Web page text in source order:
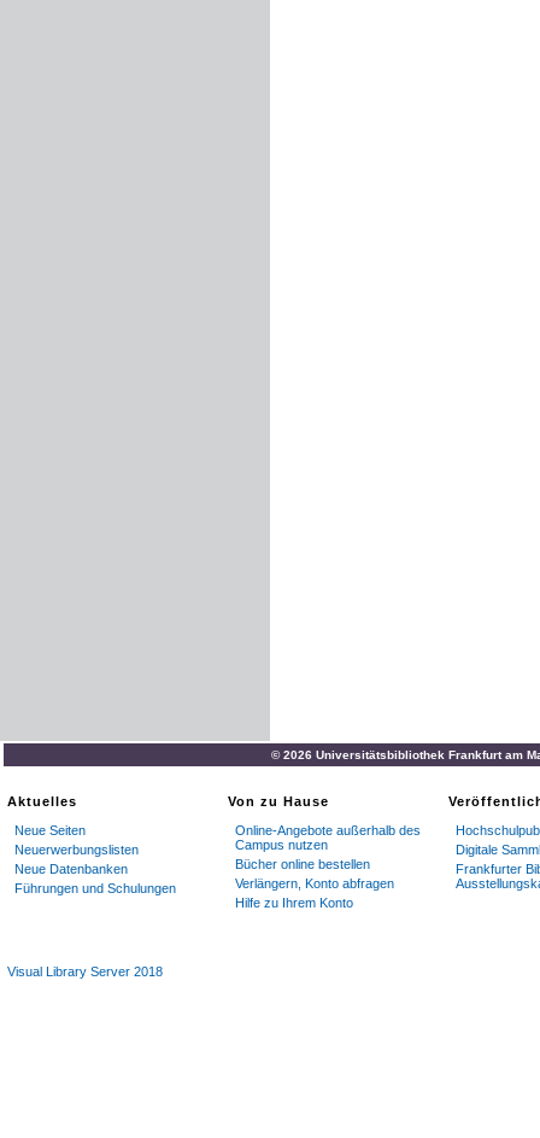
© 2026 Universitätsbibliothek Frankfurt am
Aktuelles
Neue Seiten
Neuerwerbungslisten
Neue Datenbanken
Führungen und Schulungen
Von zu Hause
Online-Angebote außerhalb des
Campus nutzen
Bücher online bestellen
Verlängern, Konto abfragen
Hilfe zu Ihrem Konto
Digitale
Frankfurter
Visual Library Server 2018